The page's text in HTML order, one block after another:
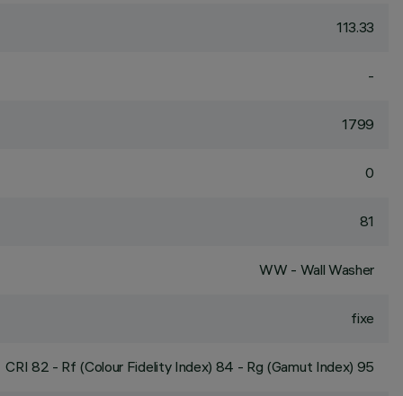
113.33
-
1799
0
81
WW - Wall Washer
fixe
CRI 82 - Rf (Colour Fidelity Index) 84 - Rg (Gamut Index) 95